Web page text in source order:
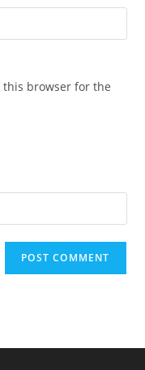
this browser for the